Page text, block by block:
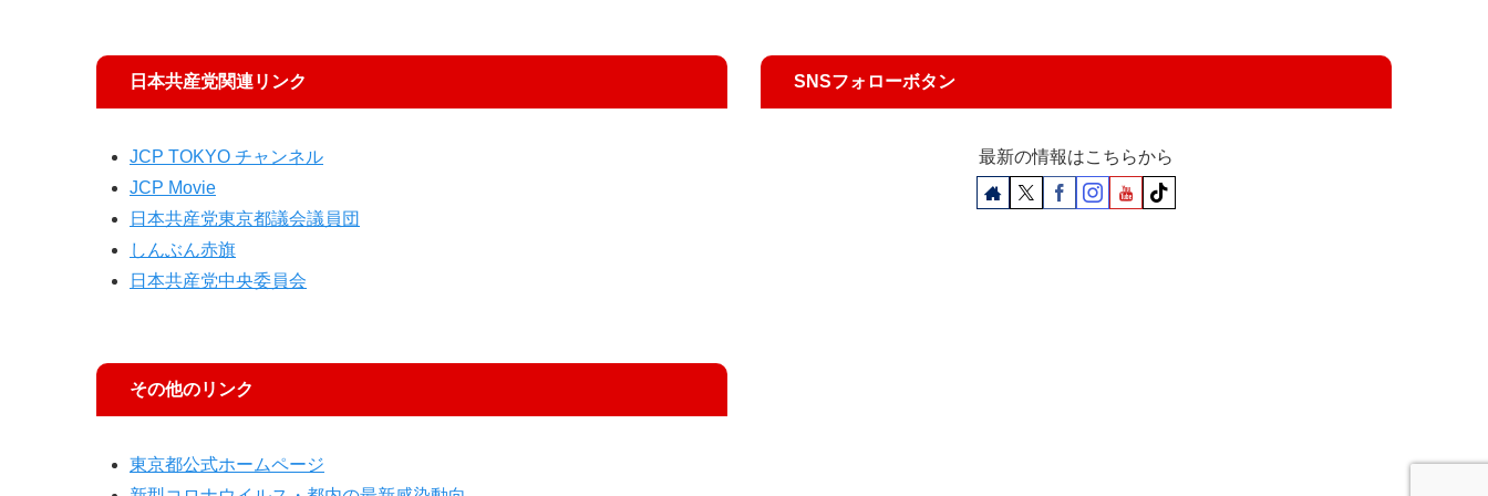
日本共産党関連リンク
JCP TOKYO チャンネル
JCP Movie
日本共産党東京都議会議員団
しんぶん赤旗
日本共産党中央委員会
その他のリンク
東京都公式ホームページ
SNSフォローボタン
最新の情報はこちらから